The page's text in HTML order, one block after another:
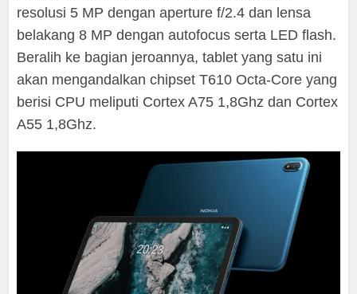
resolusi 5 MP dengan aperture f/2.4 dan lensa
belakang 8 MP dengan autofocus serta LED flash.
Beralih ke bagian jeroannya, tablet yang satu ini
akan mengandalkan chipset T610 Octa-Core yang
berisi CPU meliputi Cortex A75 1,8Ghz dan Cortex
A55 1,8Ghz.